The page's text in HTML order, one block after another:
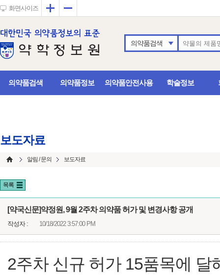
화면사이즈 확대
의약품검색
의약품검색 의약품정보 의약품안전사용 학술정보
보도자료
알림 / 문의 보도자료
목록
[약국신문]약정원, 9월 2주차 의약품 허가 및 변경사항 공개
작성자 : 10/18/2022 3:57:00 PM
2주차 신규 허가 15품목에